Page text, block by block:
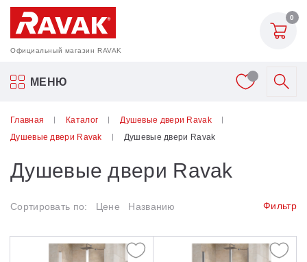
Официальный магазин RAVAK
0
МЕНЮ
Акриловые ванны Ravak
Унитазы и биде
Назад
Blix Slim
Главная Каталог
Душевые двери Ravak
Душевые двери Ravak
Душевые двери Ravak
Душевые двери Ravak
Сортировать по: Цене Названию Фильтр